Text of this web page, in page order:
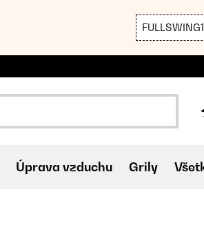
Úprava vzduchu Grily